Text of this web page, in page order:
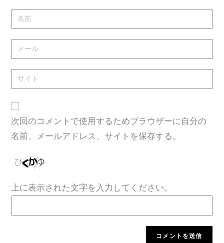
次回のコメントで使用するためブラウザーに自分の
名前、メールアドレス、サイトを保存する。
上に表示された文字を入力してください。